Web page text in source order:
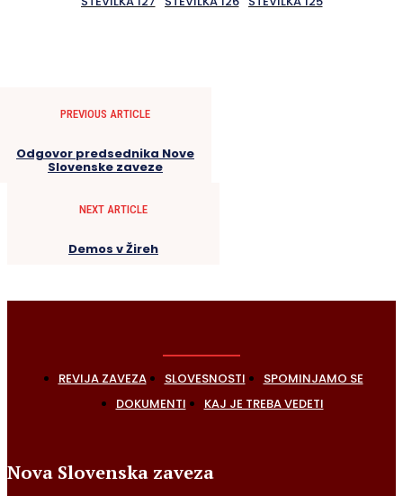
PREVIOUS ARTICLE
Odgovor predsednika Nove
Slovenske zaveze
NEXT ARTICLE
Demos v Žireh
REVIJA ZAVEZA SLOVESNOSTI
SPOMINJAMO SE
DOKUMENTI
KAJ JE TREBA VEDETI
Nova Slovenska zaveza